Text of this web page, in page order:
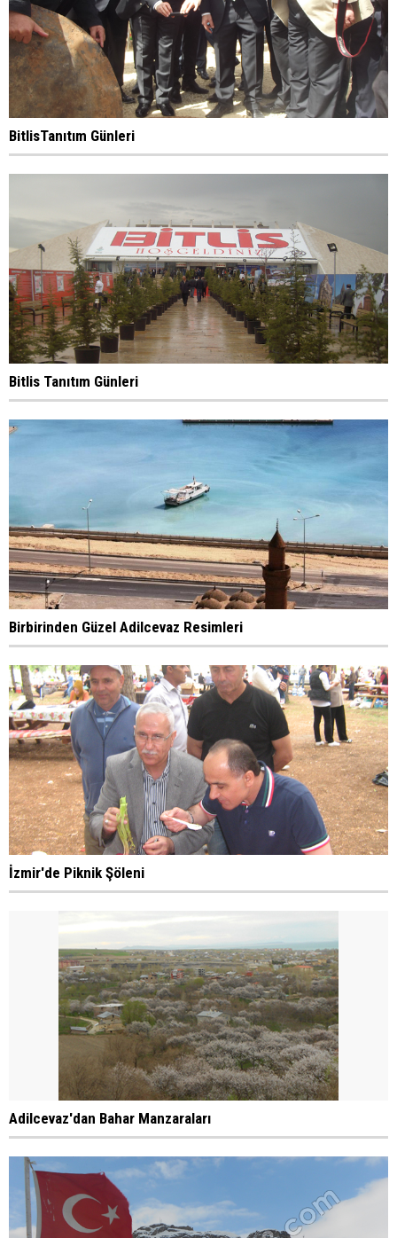
BitlisTanıtım Günleri
Bitlis Tanıtım Günleri
Birbirinden Güzel Adilcevaz Resimleri
İzmir'de Piknik Şöleni
Adilcevaz'dan Bahar Manzaraları